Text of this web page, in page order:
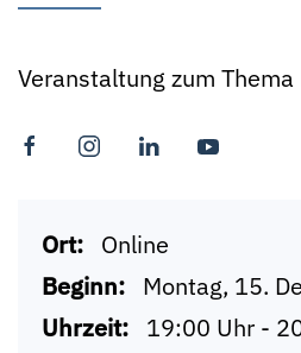
Veranstaltung zum
Ort: Online
Beginn: Montag, 15.
Uhrzeit: 19:00 Uhr -